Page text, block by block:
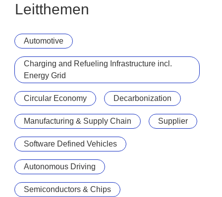
Leitthemen
Automotive
Charging and Refueling Infrastructure incl.
Energy Grid
Circular Economy Decarbonization
Manufacturing & Supply Chain Supplier
Software Defined Vehicles
Autonomous Driving
Semiconductors & Chips